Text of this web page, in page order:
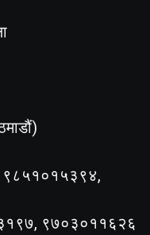
९८५१०१५३९४,
९७०३०११६२६